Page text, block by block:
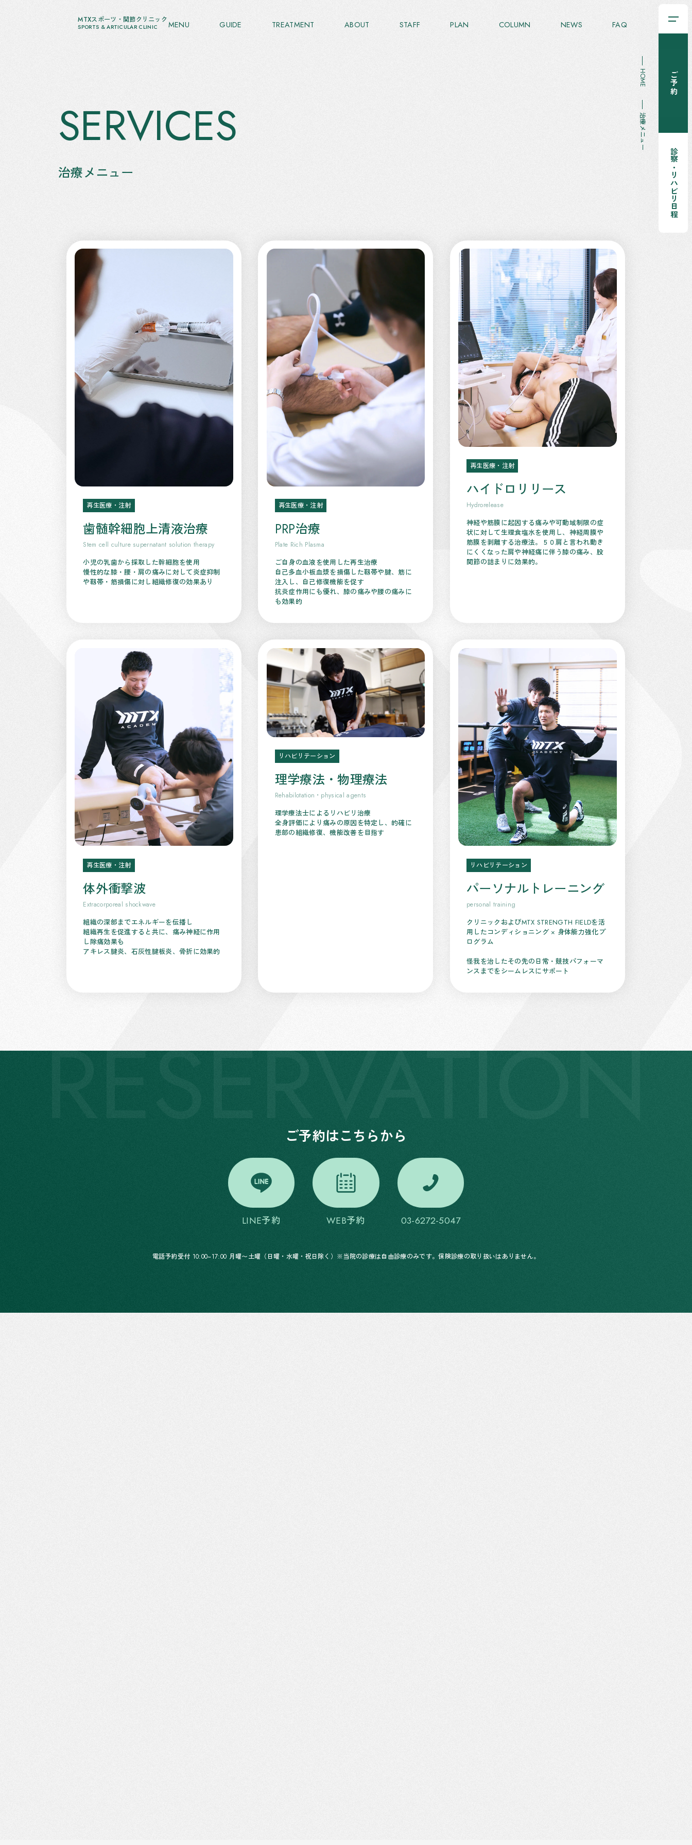
MTXスポーツ・関節クリニック
SPORTS & ARTICULAR CLINIC MENU GUIDE TREATMENT ABOUT STAFF PLAN COLUMN NEWS FAQ
ご予約
診察・リハビリ日程
HOME
治療メニュー
SERVICES
治療メニュー
再生医療・注射
歯髄幹細胞上清液治療
Stem cell culture supernatant solution therapy
小児の乳歯から採取した幹細胞を使用
慢性的な膝・腰・肩の痛みに対して炎症抑制
や靱帯・筋損傷に対し組織修復の効果あり
再生医療・注射
PRP治療
Plate Rich Plasma
ご自身の血液を使用した再生治療
自己多血小板血漿を損傷した靱帯や腱、筋に
注入し、自己修復機能を促す
抗炎症作用にも優れ、膝の痛みや腰の痛みに
も効果的
再生医療・注射
ハイドロリリース
Hydrorelease
神経や筋膜に起因する痛みや可動域制限の症
状に対して生理食塩水を使用し、神経周膜や
筋膜を剥離する治療法。５０肩と言われ動き
にくくなった肩や神経痛に伴う膝の痛み、股
関節の詰まりに効果的。
再生医療・注射
体外衝撃波
Extracorporeal shockwave
組織の深部までエネルギーを伝播し
組織再生を促進すると共に、痛み神経に作用
し除痛効果も
アキレス腱炎、石灰性腱板炎、骨折に効果的
リハビリテーション
理学療法・物理療法
Rehabilotation・physical agents
理学療法士によるリハビリ治療
全身評価により痛みの原因を特定し、的確に
患部の組織修復、機能改善を目指す
リハビリテーション
パーソナルトレーニング
personal training
クリニックおよびMTX STRENGTH FIELDを活
用したコンディショニング × 身体能力強化プ
ログラム
怪我を治したその先の日常・競技パフォーマ
ンスまでをシームレスにサポート
RESERVATION
ご予約はこちらから
LINE予約 WEB予約 03-6272-5047
電話予約受付 10:00~17:00 月曜〜土曜（日曜・水曜・祝日除く）※当院の診療は自由診療のみです。保険診療の取り扱いはありません。